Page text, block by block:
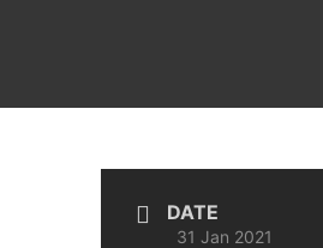
DATE
31 Jan 2021